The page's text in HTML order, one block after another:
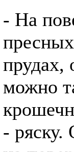
- На
прудах,
можно
- ряску.